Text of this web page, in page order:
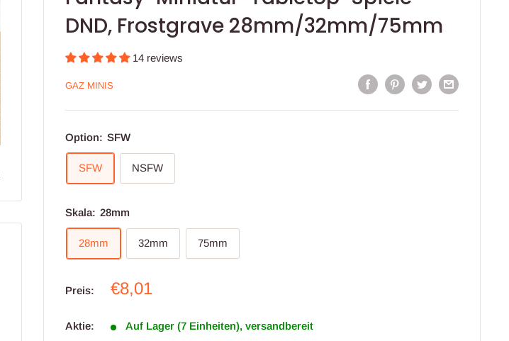
DND, Frostgrave 28mm/32mm/75mm
14 reviews
GAZ MINIS
Option: SFW
SFW NSFW
Skala: 28mm
28mm 32mm 75mm
Preis: Verkaufspreis
€8,01
Aktie: Auf Lager (7 Einheiten), versandbereit